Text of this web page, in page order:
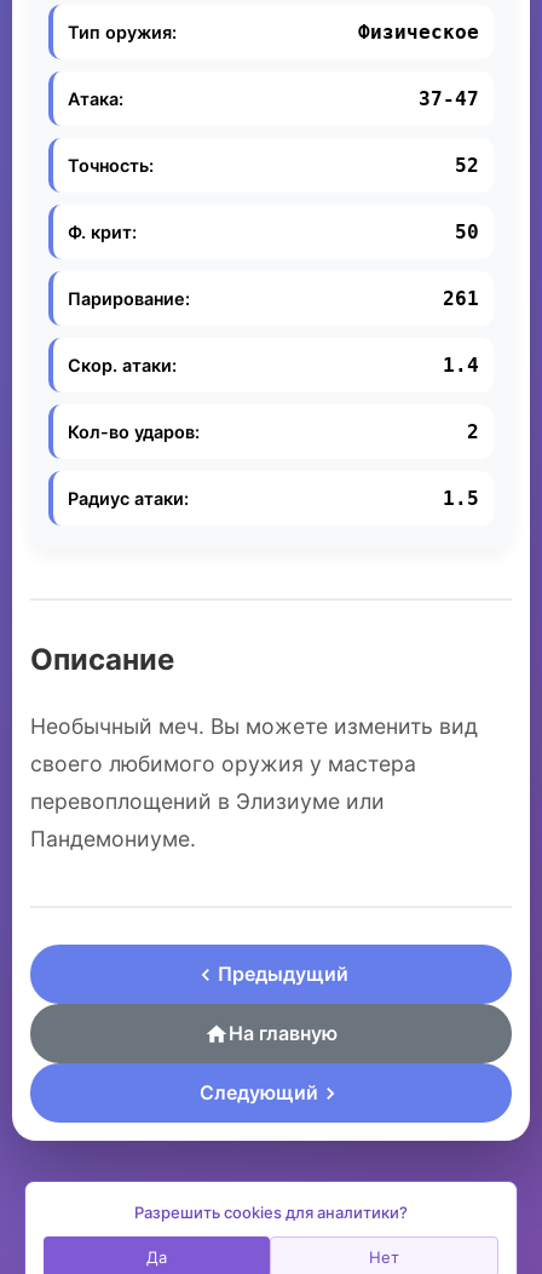
Тип оружия: Физическое
Атака: 37-47
Точность: 52
Ф. крит: 50
Парирование: 261
Скор. атаки: 1.4
Кол-во ударов: 2
Радиус атаки: 1.5
Описание
Необычный меч. Вы можете изменить вид
своего любимого оружия у мастера
перевоплощений в Элизиуме или
Пандемониуме.
Предыдущий
На главную
Следующий
Разрешить cookies для аналитики?
Да Нет